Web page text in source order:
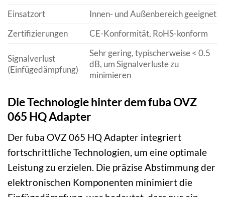
Einsatzort
Innen- und Außenbereich geeignet
Zertifizierungen
CE-Konformität, RoHS-konform
Signalverlust
(Einfügedämpfung)
Sehr gering, typischerweise < 0.5
dB, um Signalverluste zu
minimieren
Die Technologie hinter dem fuba OVZ
065 HQ Adapter
Der fuba OVZ 065 HQ Adapter integriert
fortschrittliche Technologien, um eine optimale
Leistung zu erzielen. Die präzise Abstimmung der
elektronischen Komponenten minimiert die